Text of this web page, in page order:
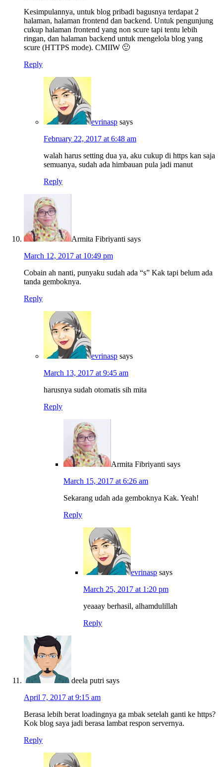
Kesimpulannya, untuk blog pribadi bagusnya terdapat 2
halaman, halaman frontend dan backend. Untuk pengunjung
cukup halaman frontend yang non scure tapi tentu lebih
ringan, dan halaman backend untuk mengelola blog yang
scure (HTTPS mode). CMIIW 🙂
Reply
evrinasp says
February 22, 2017 at 6:48 am
walah harus setting dua ya, aku cukup di https kan saja
semuanya, sudah ada himbauan pula jadi manut
Reply
Armita Fibriyanti says
March 12, 2017 at 10:49 pm
Cobain ah nanti, punyaku sudah ada “s” Kak tapi belum ada
tanda gemboknya.
Reply
evrinasp says
March 13, 2017 at 9:45 am
harusnya sudah otomatis sih mita
Reply
Armita Fibriyanti says
March 15, 2017 at 6:26 am
Sekarang udah ada gemboknya Kak. Yeah!
Reply
evrinasp says
March 25, 2017 at 1:20 pm
yeaaay berhasil, alhamdulillah
Reply
deela putri says
April 7, 2017 at 9:15 am
Berasa lebih berat loadingnya ga mbak setelah ganti ke https?
Kok blog saya jadi berasa lambat respon servernya.
Reply